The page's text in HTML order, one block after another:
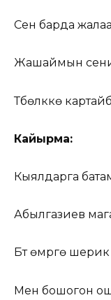
Сен барда жалаа
Жашаймын
Түбөлүккө
Кайырма:
Кыялдарга батам
Абылгазиев мага
Бүт өмүргө
Мен бошогон